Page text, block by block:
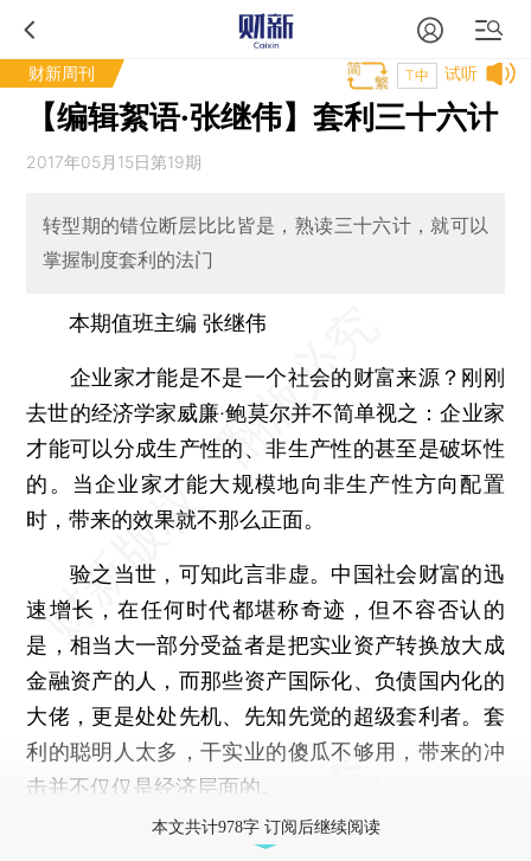
财新周刊 试听
T中
【编辑絮语·张继伟】套利三十六计
2017年05月15日第19期
转型期的错位断层比比皆是，熟读三十六计，就可以
掌握制度套利的法门
本期值班主编 张继伟
企业家才能是不是一个社会的财富来源？刚刚
去世的经济学家威廉·鲍莫尔并不简单视之：企业家
才能可以分成生产性的、非生产性的甚至是破坏性
的。当企业家才能大规模地向非生产性方向配置
时，带来的效果就不那么正面。
验之当世，可知此言非虚。中国社会财富的迅
速增长，在任何时代都堪称奇迹，但不容否认的
是，相当大一部分受益者是把实业资产转换放大成
金融资产的人，而那些资产国际化、负债国内化的
大佬，更是处处先机、先知先觉的超级套利者。套
利的聪明人太多，干实业的傻瓜不够用，带来的冲
击并不仅仅是经济层面的。
本文共计978字 订阅后继续阅读